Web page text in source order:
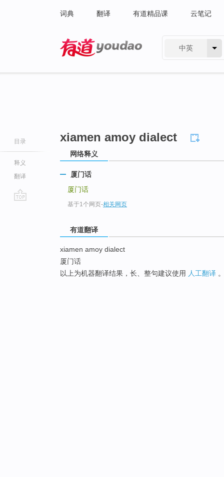
词典 翻译 有道精品课 云笔记
中英
目录
释义
翻译
xiamen amoy dialect
网络释义
厦门话
厦门话
基于1个网页-相关网页
有道翻译
xiamen amoy dialect
厦门话
以上为机器翻译结果，长、整句建议使用 人工翻译